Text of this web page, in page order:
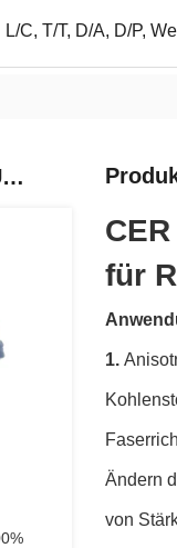
L/C, T/T, D/A, D/P,
VERWANDTE PRODUKTE
für
1.
Ändern
von